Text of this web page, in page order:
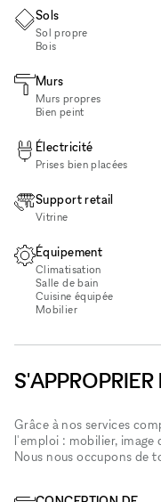
Sols
Sol propre
Bois
Murs
Murs propres
Bien peint
Électricité
Prises bien placées
Support retail
Vitrine
Équipement
Climatisation
Salle de bain
Cuisine équipée
Mobilier
S'APPROPRIER
Grâce à nos services
l'emploi : mobilier, image
Nous nous occupons de